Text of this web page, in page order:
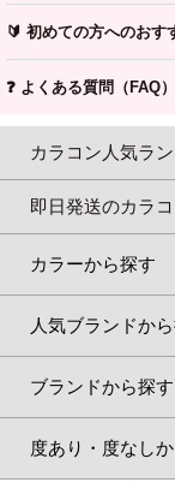
🔰 初めての方へのおす
❓ よくある質問（FAQ）
カラコン人気ラ
即日発送のカラ
カラーから探す
人気ブランドか
ブランドから探す
度あり・度なし